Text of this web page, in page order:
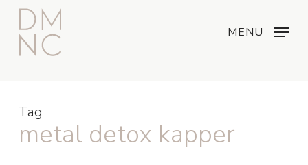
Skip
main
content
MENU
Tag
metal detox kapper